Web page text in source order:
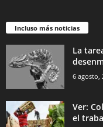
Incluso más noticias
La
6 agosto,
Ver:
el